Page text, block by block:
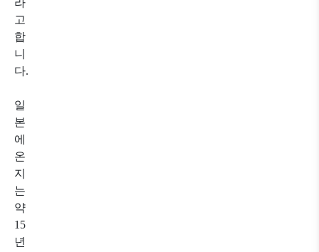
라
고
합
니
다.
일
본
에
온
지
는
약
15
년